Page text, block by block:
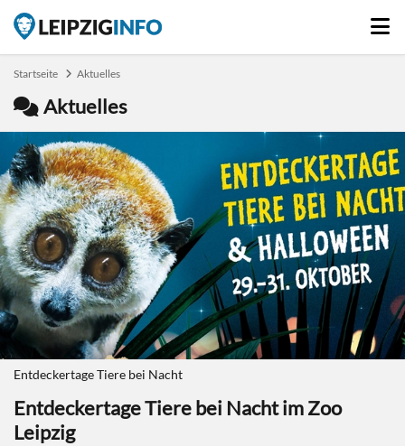
Startseite Aktuelles
Aktuelles
Entdeckertage Tiere bei Nacht
Entdeckertage Tiere bei Nacht im Zoo
Leipzig